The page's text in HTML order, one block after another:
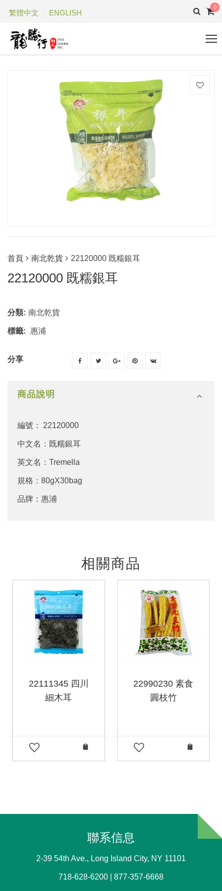
繁體中文 ENGLISH
0
首頁 南北乾貨 22120000 既糯銀耳
22120000 既糯銀耳
分類: 南北乾貨
標籤: 惠浦
分享
商品說明
編號： 22120000
中文名：既糯銀耳
英文名：Tremella
規格：80gX30bag
品牌：惠浦
相關商品
22111345 四川
細木耳
22990230 素食
圓枝竹
聯系信息
2-39 54th Ave., Long Island City, NY 11101
718-628-6200 | 877-357-6668